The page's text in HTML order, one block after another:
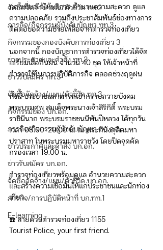
จัดซื้อจัดจ้าง/แผน/ตัวชี้วัด ทท.2
ภารกิจ/กิจกรรมผู้บังคับบัญชา ทท.3
กิจกรรมของกองบังคับการท่องเที่ยว 3
ข่าวประกาศและคำสั่ง ทท.3
ข่าวรับสมัคร ทท.3
จัดซื้อจัดจ้าง/แผน/ตัวชี้วัด ทท.3
กิจกรรมของ บก.อก.
ภารกิจ/กิจกรรมผู้บังคับบัญชา บก.อก.
ข่าวประกาศและคำสั่ง บก.อก.
ข่าวรับสมัคร บก.อก.
จัดซื้อจัดจ้าง/แผน/ตัวชี้วัด บก.อก.
ภารกิจ/การปฏิบัติหน้าที่ บก.ทท.1
E-learning
ท่องเที่ยวได้ให้บริการ อำนวยความสะดวก ดูแล
ความปลอดภัย รวมถึงประชาสัมพันธ์ช่องทางการ
ติดต่อขอความช่วยเหลือจากตำรวจท่องเที่ยว
นอกจากนี้ กองบัญชาการตำรวจท่องเที่ยวได้จัด
เตรียมเสื้อกันฝน จำนวน 40 ชุด ให้เจ้าหน้าที่
ตำรวจใช้ในการปฏิบัติภารกิจ ตลอดช่วงฤดูฝน
ทั้งนี้ ประชาชนสามารถเข้ากราบถวายบังคม
พระบรมศพ สมเด็จพระนางเจ้าสิริกิติ์ พระบรม
ราชินีนาถ พระบรมราชชนนีพันปีหลวง ได้ทุกวัน
เวลา 08.00–20.00 น. ณ พระที่นั่งดุสิตมหา
ปราสาท ในพระบรมมหาราชวัง โดยปิดจุดคัด
กรองเวลา 19.00 น.
ตำรวจท่องเที่ยวพร้อมดูแล อำนวยความสะดวก
และสร้างความเชื่อมั่นให้แก่ประชาชนและนักท่อง
เที่ยว
☎️ สายด่วนตำรวจท่องเที่ยว 1155
Tourist Police, your first friend.